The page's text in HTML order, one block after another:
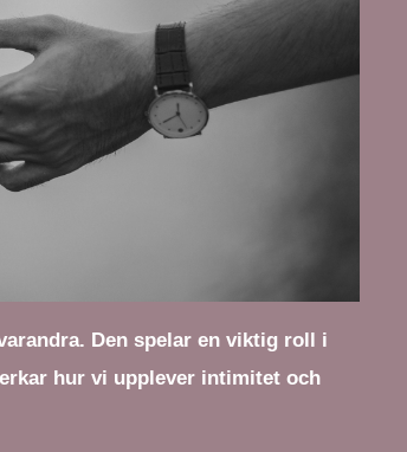
Den spelar en viktig roll i
hur vi upplever intimitet och